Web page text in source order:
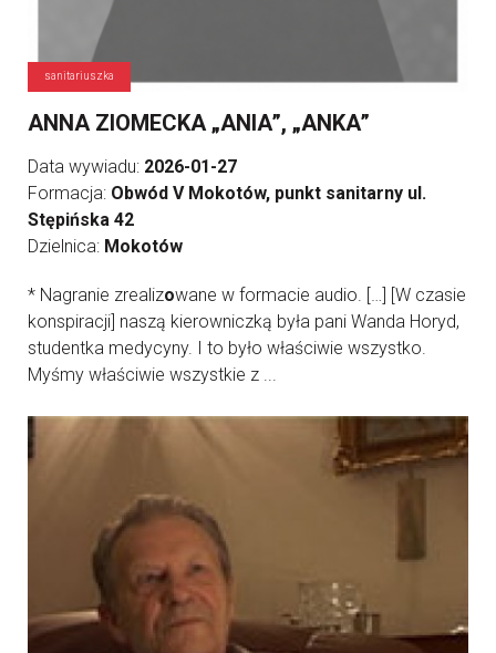
sanitariuszka
ANNA ZIOMECKA „ANIA”, „ANKA”
Data wywiadu: 2026-01-27
Formacja: Obwód V Mokotów, punkt sanitarny ul.
Stępińska 42
Dzielnica: Mokotów
* Nagranie zrealizowane w formacie audio. […] [W czasie
konspiracji] naszą kierowniczką była pani Wanda Horyd,
studentka medycyny. I to było właściwie wszystko.
Myśmy właściwie wszystkie z ...